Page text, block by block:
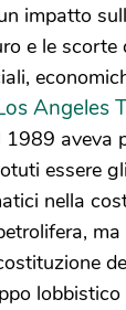
impatto
e le
Angeles
aveva
essere
nella
ma